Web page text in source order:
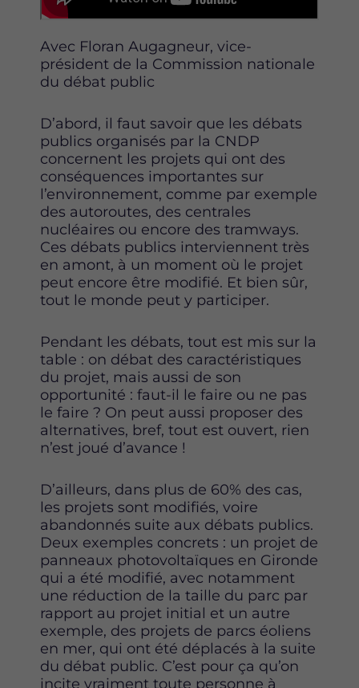
Avec Floran Augagneur, vice-
président de la Commission nationale
du débat public
D’abord, il faut savoir que les débats
publics organisés par la CNDP
concernent les projets qui ont des
conséquences importantes sur
l’environnement, comme par exemple
des autoroutes, des centrales
nucléaires ou encore des tramways.
Ces débats publics interviennent très
en amont, à un moment où le projet
peut encore être modifié. Et bien sûr,
tout le monde peut y participer.
Pendant les débats, tout est mis sur la
table : on débat des caractéristiques
du projet, mais aussi de son
opportunité : faut-il le faire ou ne pas
le faire ? On peut aussi proposer des
alternatives, bref, tout est ouvert, rien
n’est joué d’avance !
D’ailleurs, dans plus de 60% des cas,
les projets sont modifiés, voire
abandonnés suite aux débats publics.
Deux exemples concrets : un projet de
panneaux photovoltaïques en Gironde
qui a été modifié, avec notamment
une réduction de la taille du parc par
rapport au projet initial et un autre
exemple, des projets de parcs éoliens
en mer, qui ont été déplacés à la suite
du débat public. C’est pour ça qu’on
incite vraiment toute personne à